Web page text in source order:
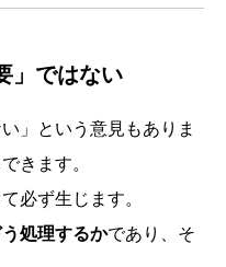
」ではない
」という意見もありま
きます。
必ず生じます。
処理するかであり、そ